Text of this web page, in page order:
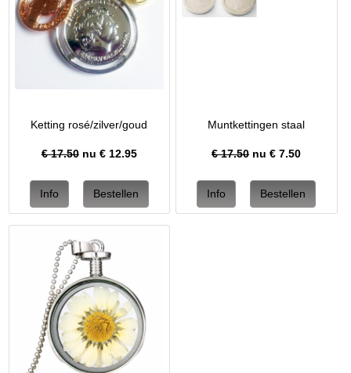
Ketting rosé/zilver/goud
€ 17.50nu € 12.95
Muntkettingen staal
€ 17.50nu €7.50